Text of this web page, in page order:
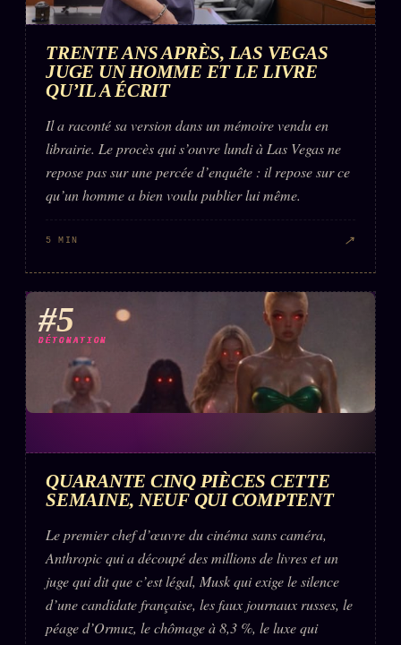
TRENTE ANS APRÈS, LAS VEGAS
JUGE UN HOMME ET LE LIVRE
QU’IL A ÉCRIT
Il a raconté sa version dans un mémoire vendu en
librairie. Le procès qui s’ouvre lundi à Las Vegas ne
repose pas sur une percée d’enquête : il repose sur ce
qu’un homme a bien voulu publier lui même.
5 MIN ↗
#5
DÉTONATION
QUARANTE CINQ PIÈCES CETTE
SEMAINE, NEUF QUI COMPTENT
Le premier chef d’œuvre du cinéma sans caméra,
Anthropic qui a découpé des millions de livres et un
juge qui dit que c’est légal, Musk qui exige le silence
d’une candidate française, les faux journaux russes, le
péage d’Ormuz, le chômage à 8,3 %, le luxe qui